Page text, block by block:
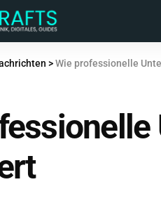
>Wie professionelle